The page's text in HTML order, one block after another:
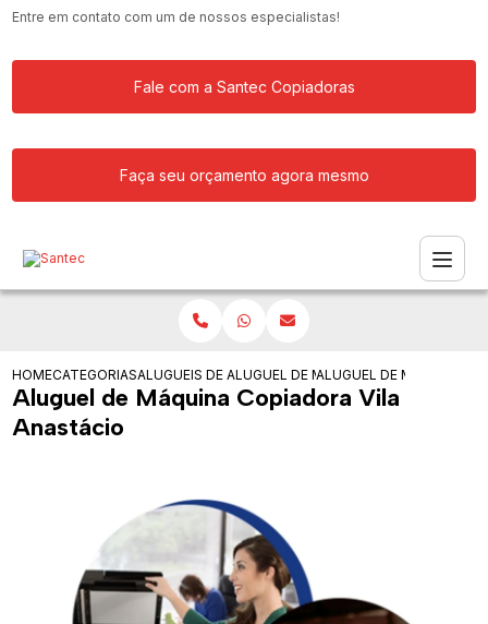
Entre em contato com um de nossos especialistas!
Fale com a Santec Copiadoras
Faça seu orçamento agora mesmo
HOMECATEGORIASALUGUEIS DE COPIADORASALUGUEL DE MAQUINA COPIADORA
ALUGUEL DE MAQUINA
Aluguel de Máquina Copiadora Vila
Anastácio